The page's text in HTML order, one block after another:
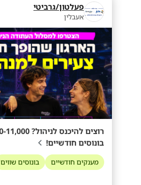
פעלטון/גרביטי
אעבלין
בונוסים חודשיים!
מענקים חודשיים בונוסים שווים